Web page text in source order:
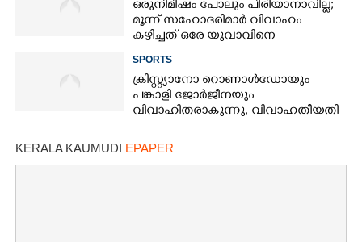
ഒരുനിമിഷം പോലും പിരിയാനാവില്ല;
മൂന്ന് സഹോദരിമാർ വിവാഹം
കഴിച്ചത് ഒരേ യുവാവിനെ
SPORTS
ക്രിസ്റ്റ്യാനോ റൊണാൾഡോയും
പങ്കാളി ജോർജീനയും
വിവാഹിതരാകുന്നു,​ വിവാഹതീയതി
KERALA KAUMUDI EPAPER